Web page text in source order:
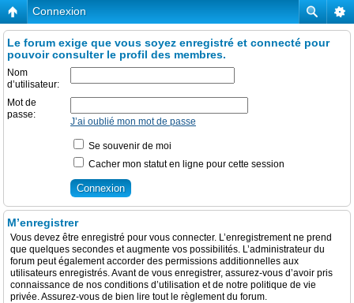
Connexion
Le forum exige que vous soyez enregistré et connecté pour
pouvoir consulter le profil des membres.
Nom
d’utilisateur:
Mot de
passe:
J’ai oublié mon mot de passe
Se souvenir de moi
Cacher mon statut en ligne pour cette session
M’enregistrer
Vous devez être enregistré pour vous connecter. L’enregistrement ne prend
que quelques secondes et augmente vos possibilités. L’administrateur du
forum peut également accorder des permissions additionnelles aux
utilisateurs enregistrés. Avant de vous enregistrer, assurez-vous d’avoir pris
connaissance de nos conditions d’utilisation et de notre politique de vie
privée. Assurez-vous de bien lire tout le règlement du forum.